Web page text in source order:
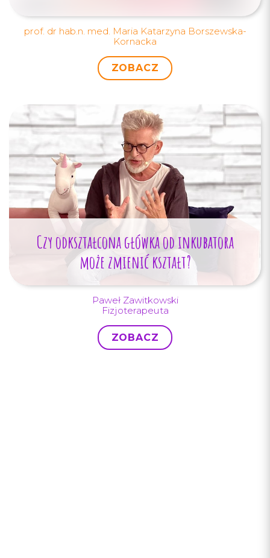
prof. dr hab.n. med. Maria Katarzyna Borszewska-
Kornacka
ZOBACZ
Czy odkształcona główka od inkubatora
może zmienić kształt?
Paweł Zawitkowski
Fizjoterapeuta
ZOBACZ